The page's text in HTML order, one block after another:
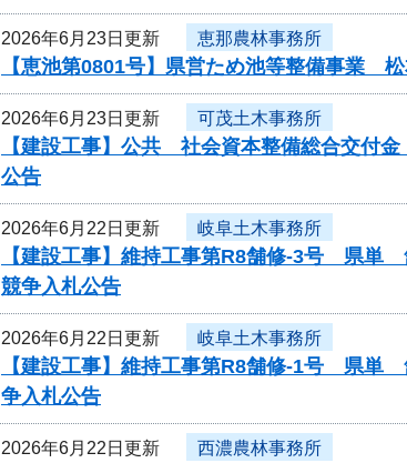
2026年6月23日更新 恵那農林事務所
【恵池第0801号】県営ため池等整備事業
2026年6月23日更新 可茂土木事務所
【建設工事】公共 社会資本整備総合交付
公告
2026年6月22日更新 岐阜土木事務所
【建設工事】維持工事第R8舗修-3号 県
競争入札公告
2026年6月22日更新 岐阜土木事務所
【建設工事】維持工事第R8舗修-1号 県
争入札公告
2026年6月22日更新 西濃農林事務所